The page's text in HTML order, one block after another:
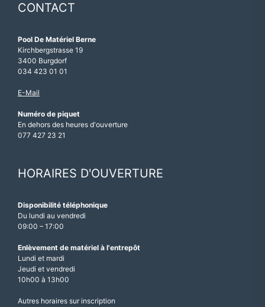
CONTACT
Pool De Matériel Berne
Kirchbergstrasse 19
3400 Burgdorf
034 423 01 01
E-Mail
Numéro de piquet
En dehors des heures d'ouverture
077 427 23 21
HORAIRES D'OUVERTURE
Disponibilité téléphonique
Du lundi au vendredi
09:00 – 17:00
Enlèvement de matériel à l'entrepôt
Lundi et mardi
Jeudi et vendredi
10h00 à 13h00
Autres horaires sur inscription